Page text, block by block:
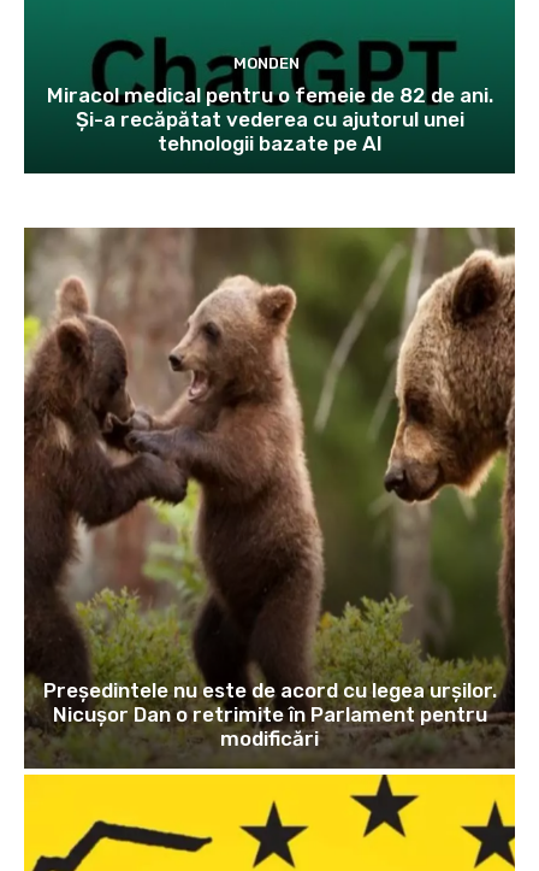
MONDEN
Miracol medical pentru o femeie de 82 de ani.
Și-a recăpătat vederea cu ajutorul unei
tehnologii bazate pe AI
Președintele nu este de acord cu legea urșilor.
Nicușor Dan o retrimite în Parlament pentru
modificări